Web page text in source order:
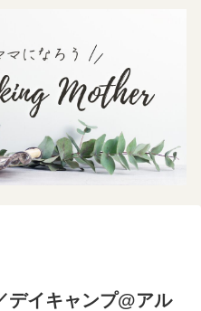
デイキャンプ@アル